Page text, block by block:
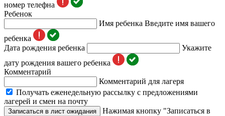
номер телефна
Ребенок
Имя ребенка Введите имя вашего
ребенка
Дата рождения ребенка
Укажите
дату рождения вашего ребенка
Комментарий
Комментарий для лагеря
Получать еженедельную рассылку с предложениями
лагерей и смен на почту
Записаться в лист ожидания
Нажимая кнопку "Записаться в